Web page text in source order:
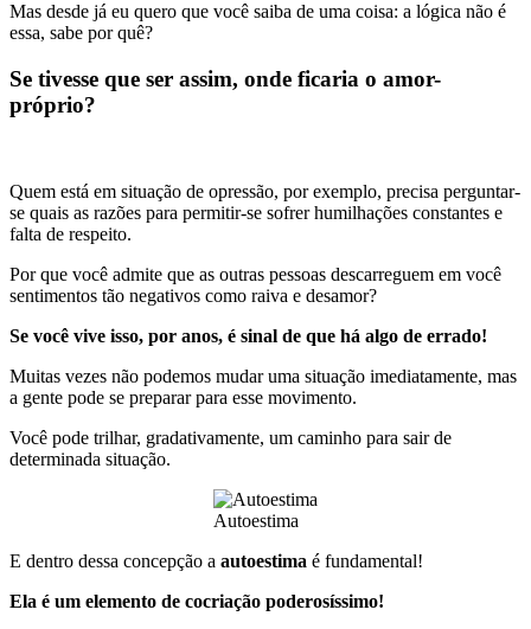
Mas desde já eu quero que você saiba de uma coisa: a lógica não é
essa, sabe por quê?
Se tivesse que ser assim, onde ficaria o amor-
próprio?
Quem está em situação de opressão, por exemplo, precisa perguntar-
se quais as razões para permitir-se sofrer humilhações constantes e
falta de respeito.
Por que você admite que as outras pessoas descarreguem em você
sentimentos tão negativos como raiva e desamor?
Se você vive isso, por anos, é sinal de que há algo de errado!
Muitas vezes não podemos mudar uma situação imediatamente, mas
a gente pode se preparar para esse movimento.
Você pode trilhar, gradativamente, um caminho para sair de
determinada situação.
Autoestima
E dentro dessa concepção a autoestima é fundamental!
Ela é um elemento de cocriação poderosíssimo!